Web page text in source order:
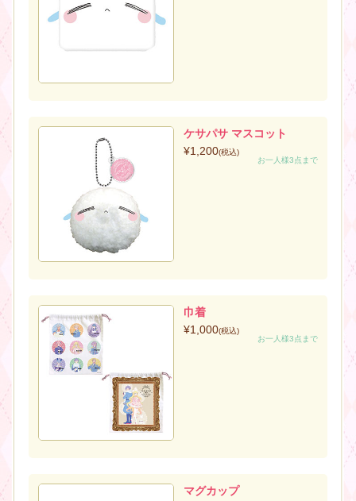
ケサパサ マスコット
¥1,200(税込)
お一人様3点まで
巾着
¥1,000(税込)
お一人様3点まで
マグカップ